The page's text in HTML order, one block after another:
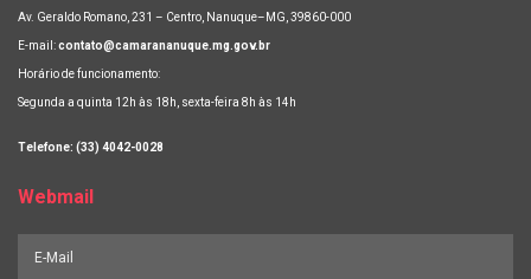
Av. Geraldo Romano, 231 – Centro, Nanuque–MG, 39860-000
E-mail:contato@camarananuque.mg.gov.br
Horário de funcionamento:
Segunda a quinta 12h às 18h, sexta-feira 8h às 14h
Telefone: (33) 4042-0028
Webmail